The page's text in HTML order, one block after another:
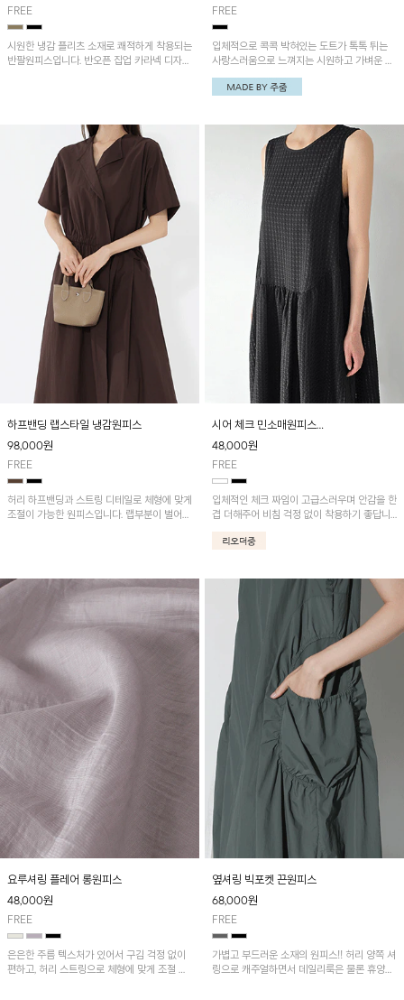
FREE
시원한 냉감 플리츠 소재로 쾌적하게 착용되는
반팔원피스입니다. 반오픈 집업 카라넥 디자인
FREE
입체적으로 콕콕 박혀있는 도트가 톡톡 튀는
사랑스러움으로 느껴지는 시원하고 가벼운 주
줌 제작 원피스!
하프밴딩 랩스타일 냉감원피스
98,000원
FREE
허리 하프밴딩과 스트링 디테일로 체형에 맞게
조절이 가능한 원피스입니다. 랩부분이 벌어지
시어 체크 민소매원피스
[3차 리오더중] 8/19 순차적 발송!
48,000원
FREE
입체적인 체크 짜임이 고급스러우며 안감을 한
겹 더해주어 비침 걱정 없이 착용하기 좋답니
다.
요루셔링 플레어 롱원피스
48,000원
FREE
은은한 주름 텍스처가 있어서 구김 걱정 없이
편하고, 허리 스트링으로 체형에 맞게 조절 가
옆셔링 빅포켓 끈원피스
68,000원
FREE
가볍고 부드러운 소재의 원피스!! 허리 양쪽 셔
링으로 캐주얼하면서 데일리룩은 물론 휴양지